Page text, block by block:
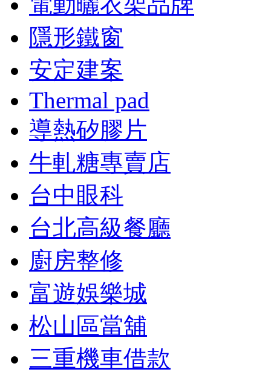
隱形鐵窗
安定建案
Thermal pad
導熱矽膠片
牛軋糖專賣店
台中眼科
台北高級餐廳
廚房整修
富遊娛樂城
松山區當舖
三重機車借款